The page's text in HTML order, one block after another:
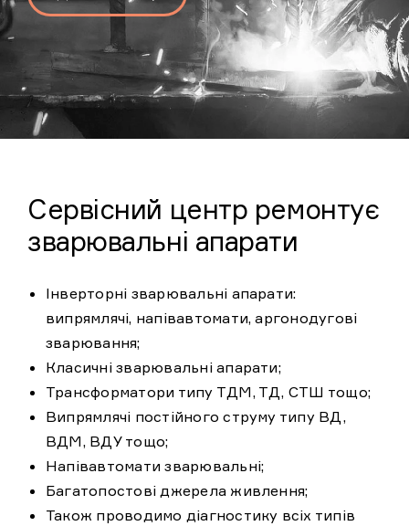
Сервісний центр ремонтує
зварювальні апарати
Інверторні зварювальні апарати:
випрямлячі, напівавтомати, аргонодугові
зварювання;
Класичні зварювальні апарати;
Трансформатори типу ТДМ, ТД, СТШ тощо;
Випрямлячі постійного струму типу ВД,
ВДМ, ВДУ тощо;
Напівавтомати зварювальні;
Багатопостові джерела живлення;
Також проводимо діагностику всіх типів